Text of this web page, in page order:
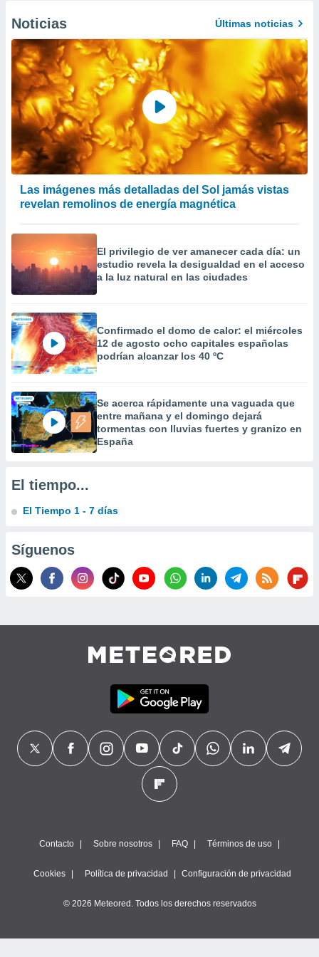
en
en
en
de
un
datos
perfiles
crear un
la
contenido
medir el
de la
el
de
de
de
uso de
con el
de
Noticias Últimas noticias
Las imágenes más detalladas del Sol jamás vistas
revelan remolinos de energía magnética
El privilegio de ver amanecer cada día: un
estudio revela la desigualdad en el acceso
a la luz natural en las ciudades
Confirmado el domo de calor: el miércoles
12 de agosto ocho capitales españolas
podrían alcanzar los 40 ºC
Se acerca rápidamente una vaguada que
entre mañana y el domingo dejará
tormentas con lluvias fuertes y granizo en
España
El tiempo...
El Tiempo 1 - 7 días
Síguenos
Contacto Sobre nosotros FAQ Términos de uso
Cookies Política de privacidad Configuración de privacidad
© 2026 Meteored. Todos los derechos reservados